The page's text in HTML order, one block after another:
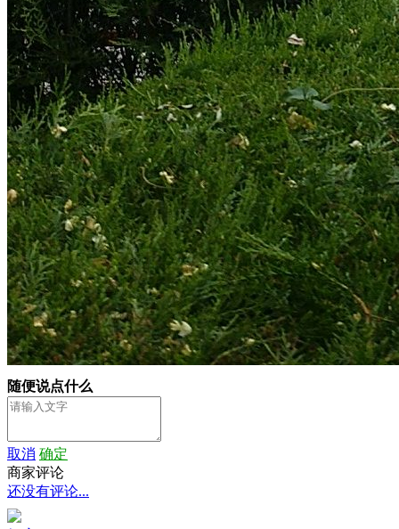
随便说点什么
取消 确定
商家评论
还没有评论...